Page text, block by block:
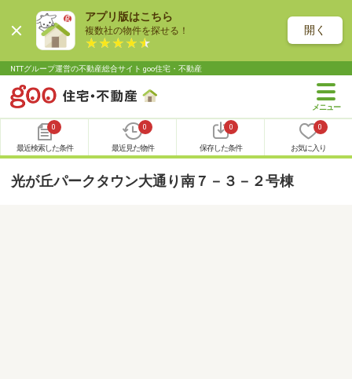
アプリ版はこちら
複数社の物件を探せる！ 開く
NTTグループ運営の不動産総合サイト goo住宅・不動産
0
最近検索した条件
0
最近見た物件
0
保存した条件
0
お気に入り
光が丘パークタウン大通り南７－３－２号棟